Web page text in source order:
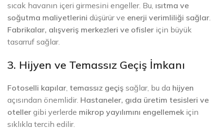
sıcak havanın içeri girmesini engeller. Bu, ısıtma ve
soğutma maliyetlerini düşürür ve enerji verimliliği sağlar.
Fabrikalar, alışveriş merkezleri ve ofisler için büyük
tasarruf sağlar.
3. Hijyen ve Temassız Geçiş İmkanı
Fotoselli kapılar, temassız geçiş sağlar, bu da hijyen
açısından önemlidir. Hastaneler, gıda üretim tesisleri ve
oteller gibi yerlerde mikrop yayılımını engellemek için
sıklıkla tercih edilir.